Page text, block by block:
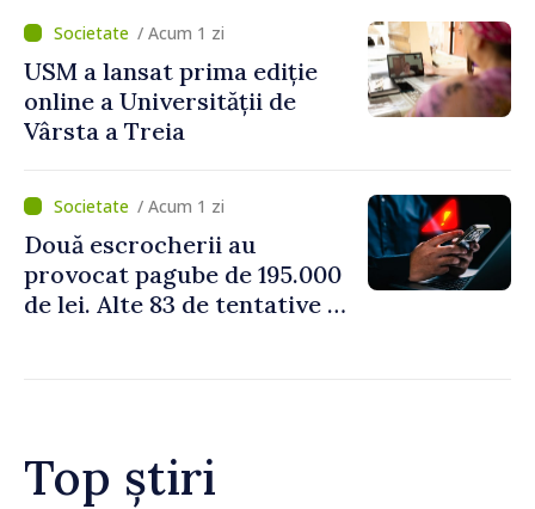
perioada concediilor
/ Acum 1 zi
USM a lansat prima ediție
online a Universității de
Vârsta a Treia
/ Acum 1 zi
Două escrocherii au
provocat pagube de 195.000
de lei. Alte 83 de tentative au
Top știri